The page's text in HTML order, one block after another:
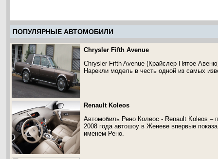
ПОПУЛЯРНЫЕ АВТОМОБИЛИ
Chrysler Fifth Avenue
Chrysler Fifth Avenue (Крайслер Пятое
Нарекли модель в честь одной из самых
Renault Koleos
Автомобиль Рено Колеос - Renault Koleos –
2008 года автошоу в Женеве впервые
именем Рено.